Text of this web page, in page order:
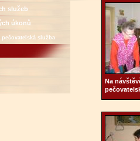
služeb
úkonů
služba
Na